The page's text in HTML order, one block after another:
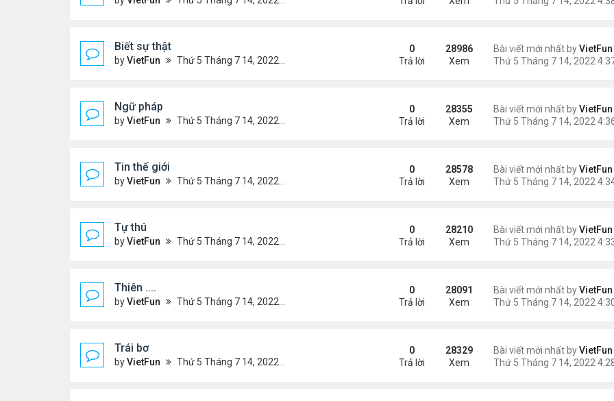
Biết sự thật
byVietFun Thứ 5 Tháng 7 14, 2022 4:37 pm
Bài viết mới nhất byVietFun
0
Trả lời
28986
Xem
Ngữ pháp
byVietFun Thứ 5 Tháng 7 14, 2022 4:36 pm
Bài viết mới nhất byVietFun
0
Trả lời
28355
Xem
Tin thế giới
byVietFun Thứ 5 Tháng 7 14, 2022 4:34 pm
Bài viết mới nhất byVietFun
0
Trả lời
28578
Xem
Tự thú
byVietFun Thứ 5 Tháng 7 14, 2022 4:33 pm
Bài viết mới nhất byVietFun
0
Trả lời
28210
Xem
Thiên ....
byVietFun Thứ 5 Tháng 7 14, 2022 4:30 pm
Bài viết mới nhất byVietFun
0
Trả lời
28091
Xem
Trái bơ
byVietFun Thứ 5 Tháng 7 14, 2022 4:28 pm
Bài viết mới nhất byVietFun
0
Trả lời
28329
Xem